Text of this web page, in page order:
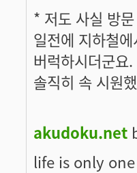
* 저도 사실 방
일전에 지하철
버럭하시더군요.
솔직히 속 시원
akudoku.net
life is only